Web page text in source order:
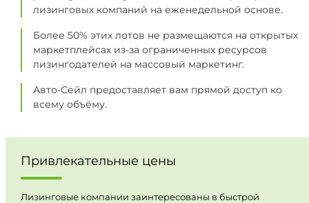
лизинговых компаний на еженедельной основе.
Более 50% этих лотов не размещаются на открытых
маркетплейсах из-за ограниченных ресурсов
лизингодателей на массовый маркетинг.
Авто-Сейл предоставляет вам прямой доступ ко
всему объёму.
Привлекательные цены
Лизинговые компании заинтересованы в быстрой